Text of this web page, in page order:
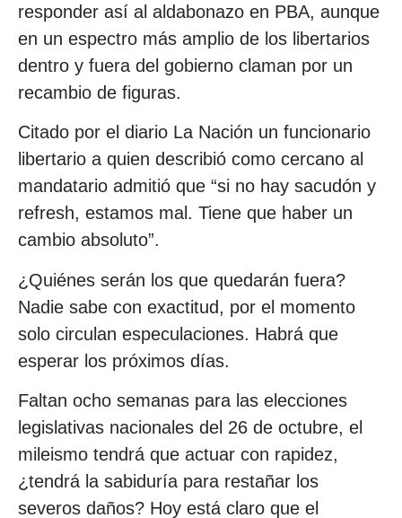
responder así al aldabonazo en PBA, aunque
en un espectro más amplio de los libertarios
dentro y fuera del gobierno claman por un
recambio de figuras.
Citado por el diario La Nación un funcionario
libertario a quien describió como cercano al
mandatario admitió que “si no hay sacudón y
refresh, estamos mal. Tiene que haber un
cambio absoluto”.
¿Quiénes serán los que quedarán fuera?
Nadie sabe con exactitud, por el momento
solo circulan especulaciones. Habrá que
esperar los próximos días.
Faltan ocho semanas para las elecciones
legislativas nacionales del 26 de octubre, el
mileismo tendrá que actuar con rapidez,
¿tendrá la sabiduría para restañar los
severos daños? Hoy está claro que el